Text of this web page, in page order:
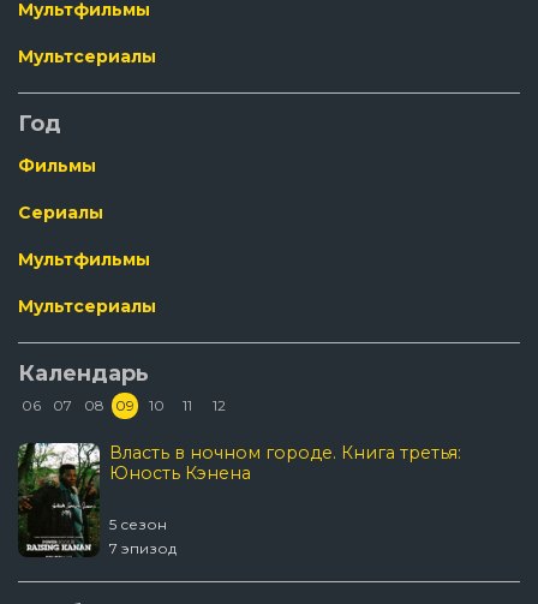
Мультфильмы
Мультсериалы
Год
Фильмы
Сериалы
Мультфильмы
Мультсериалы
Календарь
06 07 08 09 10 11 12
Власть в ночном городе. Книга третья:
Юность Кэнена
5 сезон
7 эпизод